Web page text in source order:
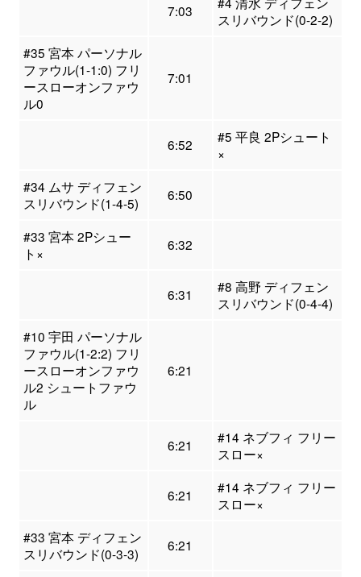
7:03
スリバウンド(0-2-2)
#35 宮本 パーソナル
ファウル(1-1:0) フリ
ースローオンファウ
ル0
7:01
6:52
#5 平良 2Pシュート
×
#34 ムサ ディフェン
スリバウンド(1-4-5)
6:50
#33 宮本 2Pシュー
ト×
6:32
6:31
#8 高野 ディフェン
スリバウンド(0-4-4)
#10 宇田 パーソナル
ファウル(1-2:2) フリ
ースローオンファウ
ル2 シュートファウ
ル
6:21
6:21
#14 ネブフィ フリー
スロー×
6:21
#14 ネブフィ フリー
スロー×
#33 宮本 ディフェン
スリバウンド(0-3-3)
6:21